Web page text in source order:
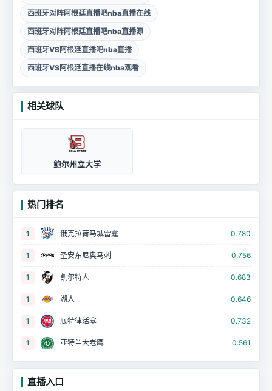
西班牙对阵阿根廷直播吧nba直播在线
西班牙对阵阿根廷直播吧nba直播源
西班牙VS阿根廷直播吧nba直播
西班牙VS阿根廷直播在线nba观看
相关球队
鲍尔州立大学
热门排名
1 俄克拉荷马城雷霆 0.780
1 圣安东尼奥马刺 0.756
1 凯尔特人 0.683
1 湖人 0.646
1 底特律活塞 0.732
1 亚特兰大老鹰 0.561
直播入口